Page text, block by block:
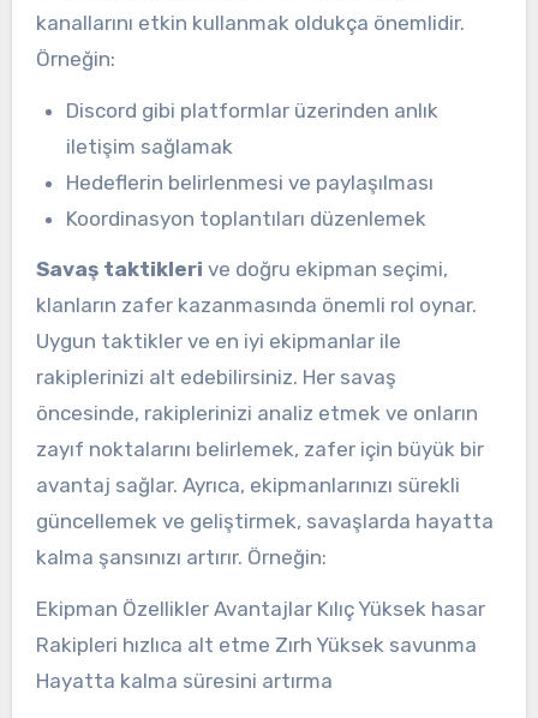
kanallarını etkin kullanmak oldukça önemlidir.
Örneğin:
Discord gibi platformlar üzerinden anlık
iletişim sağlamak
Hedeflerin belirlenmesi ve paylaşılması
Koordinasyon toplantıları düzenlemek
Savaş taktikleri ve doğru ekipman seçimi,
klanların zafer kazanmasında önemli rol oynar.
Uygun taktikler ve en iyi ekipmanlar ile
rakiplerinizi alt edebilirsiniz. Her savaş
öncesinde, rakiplerinizi analiz etmek ve onların
zayıf noktalarını belirlemek, zafer için büyük bir
avantaj sağlar. Ayrıca, ekipmanlarınızı sürekli
güncellemek ve geliştirmek, savaşlarda hayatta
kalma şansınızı artırır. Örneğin:
Ekipman Özellikler Avantajlar Kılıç Yüksek hasar
Rakipleri hızlıca alt etme Zırh Yüksek savunma
Hayatta kalma süresini artırma